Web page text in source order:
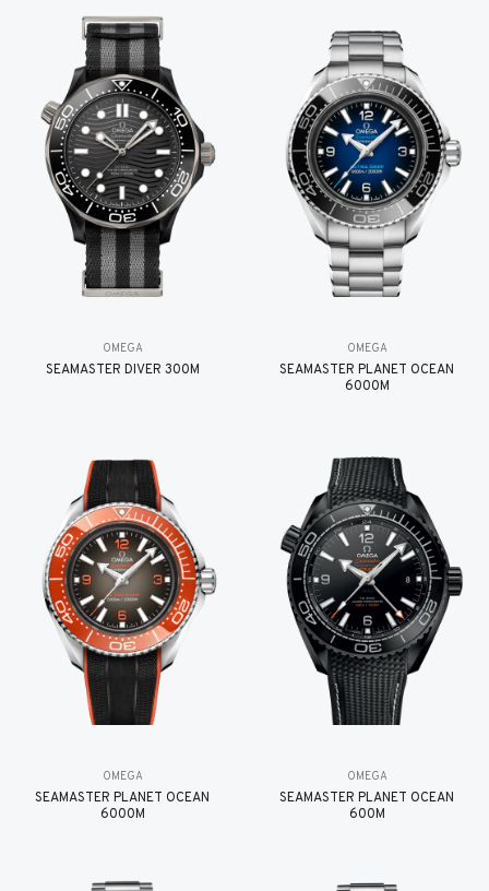
OMEGA
SEAMASTER DIVER 300M
OMEGA
SEAMASTER PLANET OCEAN
6000M
OMEGA
SEAMASTER PLANET OCEAN
6000M
OMEGA
SEAMASTER PLANET OCEAN
600M